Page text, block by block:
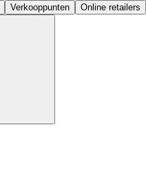
Verkooppunten Online retailers